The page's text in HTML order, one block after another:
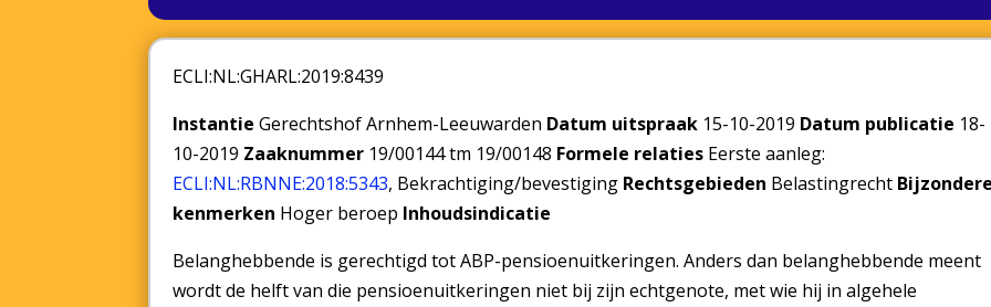
ECLI:NL:GHARL:2019:8439
InstantieGerechtshof Arnhem-Leeuwarden Datum uitspraak 15-10-2019 Datum publicatie 18-
10-2019 Zaaknummer 19/00144 tm 19/00148 Formele relaties Eerste aanleg:
ECLI:NL:RBNNE:2018:5343, Bekrachtiging/bevestiging Rechtsgebieden Belastingrecht
kenmerken Hoger beroep Inhoudsindicatie
Belanghebbende is gerechtigd tot ABP-pensioenuitkeringen. Anders dan belanghebbende meent
wordt de helft van die pensioenuitkeringen niet bij zijn echtgenote, met wie hij in algehele